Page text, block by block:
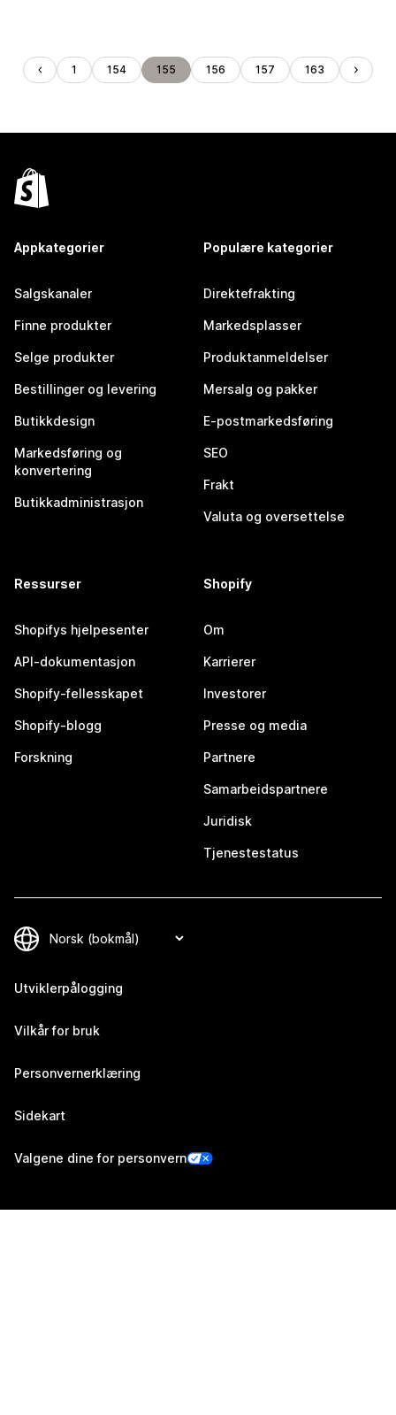
1 154 155 156 157 163
Appkategorier
Salgskanaler
Finne produkter
Selge produkter
Bestillinger og levering
Butikkdesign
Markedsføring og
konvertering
Butikkadministrasjon
Populære kategorier
Direktefrakting
Markedsplasser
Produktanmeldelser
Mersalg og pakker
E-postmarkedsføring
SEO
Frakt
Valuta og oversettelse
Ressurser
Shopifys hjelpesenter
API-dokumentasjon
Shopify-fellesskapet
Shopify-blogg
Forskning
Shopify
Om
Karrierer
Investorer
Presse og media
Partnere
Samarbeidspartnere
Juridisk
Tjenestestatus
Utviklerpålogging
Vilkår for bruk
Personvernerklæring
Sidekart
Valgene dine for personvern